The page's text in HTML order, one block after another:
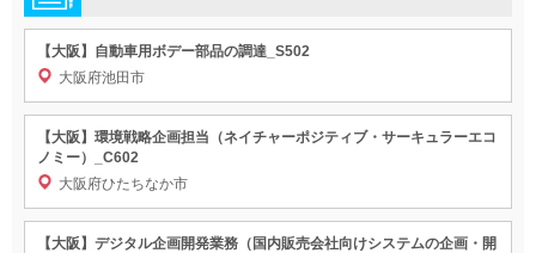
【大阪】自動車用ボデー部品の調達_S502
大阪府池田市
【大阪】環境戦略企画担当（ネイチャーポジティブ・サーキュラーエコ
ノミー）_C602
大阪府ひたちなか市
【大阪】デジタル企画開発業務（国内販売会社向けシステムの企画・開